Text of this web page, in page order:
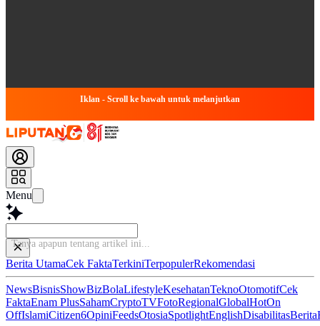
Iklan - Scroll ke bawah untuk melanjutkan
Menu
Tanya apapun tentang
Berita UtamaCek FaktaTerkiniTerpopulerRekomendasi
NewsBisnisShowBizBolaLifestyleKesehatanTeknoOtomotifCek
FaktaEnam PlusSahamCryptoTVFotoRegionalGlobalHotOn
OffIslamiCitizen6OpiniFeedsOtosiaSpotlightEnglishDisabilitasBerita